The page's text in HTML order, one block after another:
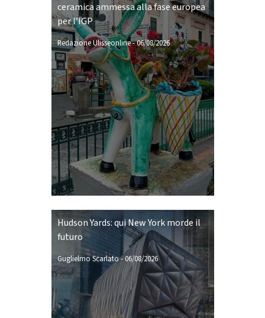
ceramica ammessa alla fase europea
per l’IGP
Redazione Ulisseonline-06/08/2026
Hudson Yards: qui New York morde il
futuro
Guglielmo Scarlato-06/08/2026